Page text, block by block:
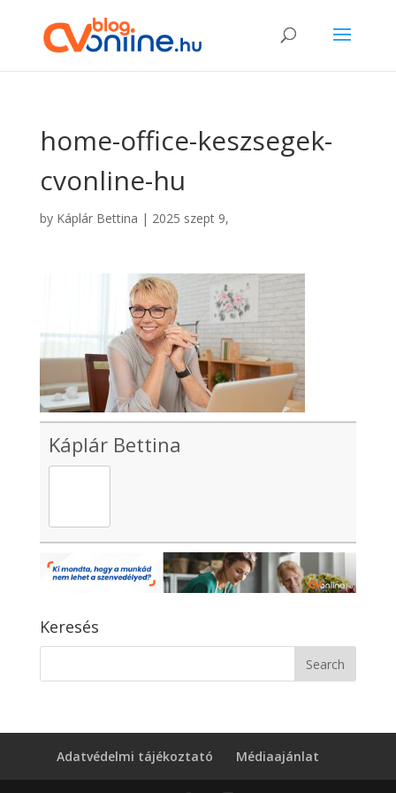
home-office-keszsegek-
cvonline-hu
by Káplár Bettina | 2025 szept 9,
Káplár Bettina
Keresés
Adatvédelmi tájékoztató Médiaajánlat